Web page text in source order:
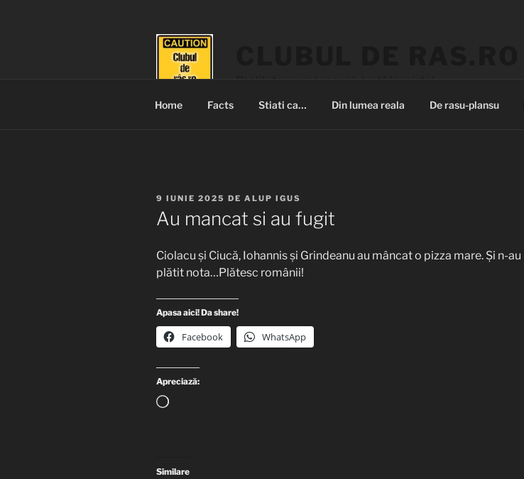
Realitatea românească, luată la mișto!
Home Facts Stiati ca… Din lumea reala De rasu-plansu
PUBLICAT
PE
9 IUNIE 2025 DE ALUP IGUS
Au mancat si au fugit
Ciolacu și Ciucă, Iohannis şi Grindeanu au mâncat o pizza mare. Şi n-au
plătit nota…Plătesc românii!
Apasa aici! Da share!
Facebook WhatsApp
Apreciază:
Încarc...
Similare